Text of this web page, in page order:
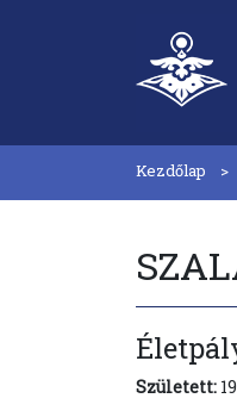
Kezdőlap
Született: